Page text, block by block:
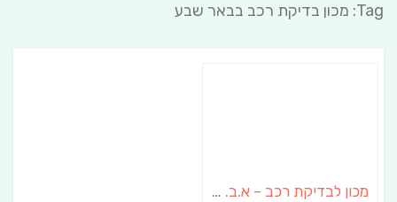
Tag: מכון בדיקת רכב בבאר שבע
מכון לבדיקת רכב – א.ב. שמואל